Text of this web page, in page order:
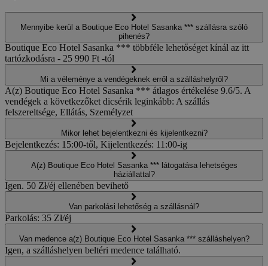
Mennyibe kerül a Boutique Eco Hotel Sasanka *** szállásra szóló
pihenés?
Boutique Eco Hotel Sasanka *** többféle lehetőséget kínál az itt
tartózkodásra - 25 990 Ft -tól
Mi a véleménye a vendégeknek erről a szálláshelyről?
A(z) Boutique Eco Hotel Sasanka *** átlagos értékelése 9.6/5. A
vendégek a következőket dicsérik leginkább: A szállás
felszereltsége, Ellátás, Személyzet
Mikor lehet bejelentkezni és kijelentkezni?
Bejelentkezés: 15:00-től, Kijelentkezés: 11:00-ig
A(z) Boutique Eco Hotel Sasanka *** látogatása lehetséges
háziállattal?
Igen. 50 Zł/éj ellenében bevihető
Van parkolási lehetőség a szállásnál?
Parkolás: 35 Zł/éj
Van medence a(z) Boutique Eco Hotel Sasanka *** szálláshelyen?
Igen, a szálláshelyen beltéri medence található.